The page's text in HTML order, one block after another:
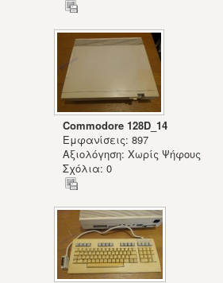
Commodore 128D_14
Εμφανίσεις: 897
Αξιολόγηση: Χωρίς Ψήφους
Σχόλια: 0